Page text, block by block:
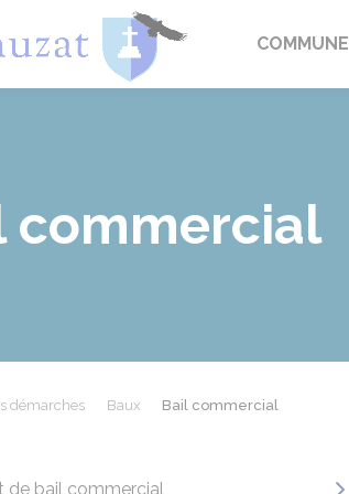
RémuzatCOMMUNE
commercial
démarches Baux Bail commercial
de bail commercial